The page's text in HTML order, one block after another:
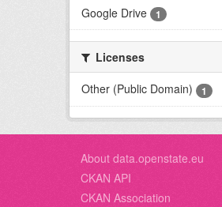
Google Drive 1
Licenses
Other (Public Domain)
1
About data.openstate.eu
CKAN API
CKAN Association